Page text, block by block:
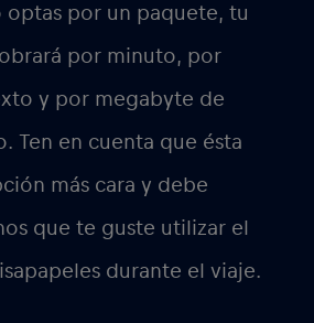
optas por un paquete, tu
por minuto, por
y por megabyte de
Ten en cuenta que ésta
más cara y debe
que te guste utilizar el
durante el viaje.